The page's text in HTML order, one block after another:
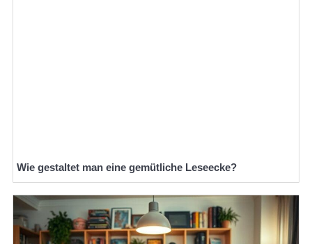
Wie gestaltet man eine gemütliche Leseecke?